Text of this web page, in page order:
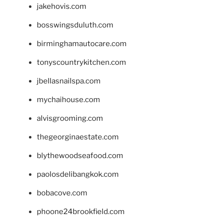
jakehovis.com
bosswingsduluth.com
birminghamautocare.com
tonyscountrykitchen.com
jbellasnailspa.com
mychaihouse.com
alvisgrooming.com
thegeorginaestate.com
blythewoodseafood.com
paolosdelibangkok.com
bobacove.com
phoone24brookfield.com